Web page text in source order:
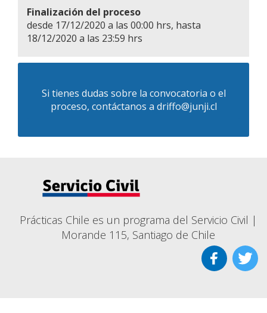
Finalización del proceso
desde 17/12/2020 a las 00:00 hrs, hasta
18/12/2020 a las 23:59 hrs
Si tienes dudas sobre la convocatoria o el
proceso, contáctanos a driffo@junji.cl
Prácticas Chile es un programa del Servicio Civil |
Morande 115, Santiago de Chile